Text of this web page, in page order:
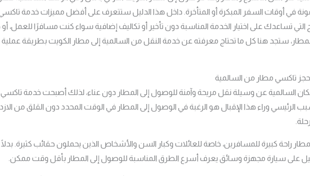
في أوقات السفر المبكرة أو المتأخرة. داخل هذا الدليل ستتعرف على أفضل مميزات خدمة
التي تساعدك على اختيار الخدمة المناسبة دون تأخير أو تكاليف إضافية سواء كنت مسافرًا للعمل، أو
ستجد هنا كل ما تحتاج معرفته عن خدمة النقل من السالمية إلى مطار الكويت بطريقة عملية
حجز تاكسي مطار من السالمية
السالمية عن وسيلة نقل مريحة وآمنة للوصول إلى المطار دون عناء، لذلك أصبحت خدمة
الرئيسي وراء هذا الإقبال هو الرغبة في الوصول إلى المطار في الوقت المحدد دون القلق من
راحة كبيرة للمسافرين، خاصة للعائلات وكبار السن والأشخاص الذين يحملون حقائب كثيرة.
على سيارة مجهزة وسائق يعرف أسرع الطرق المناسبة للوصول إلى المطار بأقل وقت ممكن.